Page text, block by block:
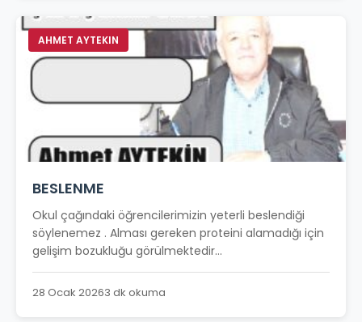
AHMET AYTEKIN
BESLENME
Okul çağındaki öğrencilerimizin yeterli beslendiği
söylenemez . Alması gereken proteini alamadığı için
gelişim bozukluğu görülmektedir...
28 Ocak 20263 dk okuma